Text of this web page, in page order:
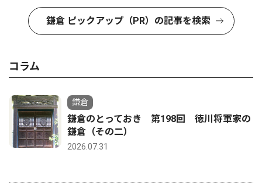
鎌倉 ピックアップ（PR）の記事を検索
コラム
鎌倉
鎌倉のとっておき 第198回 徳川将軍家の
鎌倉（その二）
2026.07.31